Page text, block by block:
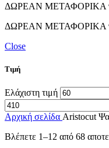
ΔΩΡΕΑΝ ΜΕΤΑΦΟΡΙΚΑ για
ΔΩΡΕΑΝ ΜΕΤΑΦΟΡΙΚΑ για
Close
Τιμή
Ελάχιστη τιμή
Αρχική σελίδα Aristocut
Βλέπετε 1–12 από 68